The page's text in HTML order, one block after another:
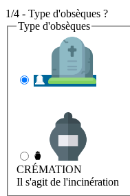
1/4 - Type d'obsèques ?
Type d'obsèques
CRÉMATION
Il s'agit de l'incinération